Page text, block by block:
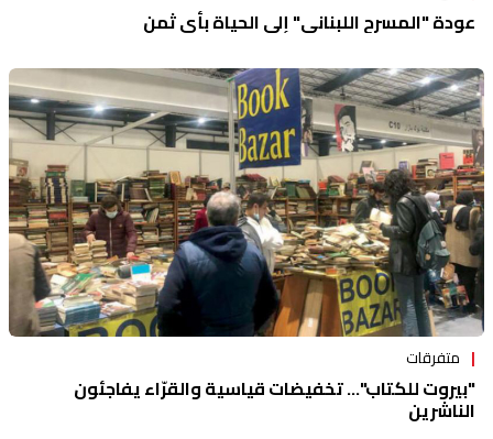
عودة "المسرح اللبناني" إلى الحياة بأي ثمن
متفرقات
"بيروت للكتاب"... تخفيضات قياسية والقرّاء يفاجئون
الناشرين